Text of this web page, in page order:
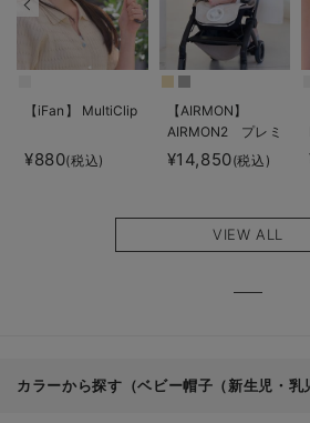
【iFan】 MultiClip
¥880(税込)
【AIRMON】
AIRMON2 プレミ
アム
¥14,850(税込)
VIEW ALL
カラーから探す（ベビー帽子（新生児・乳